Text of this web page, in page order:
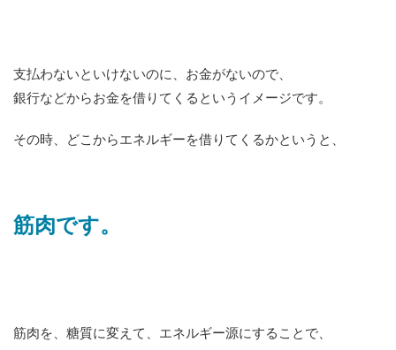
支払わないといけないのに、お金がないので、
銀行などからお金を借りてくるというイメージです。
その時、どこからエネルギーを借りてくるかというと、
筋肉です。
筋肉を、糖質に変えて、エネルギー源にすることで、